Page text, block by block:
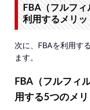
FBA（フルフ
利用するメリッ
次に、FBAを利用す
ます。
FBA（フルフィ
用する5つのメリ